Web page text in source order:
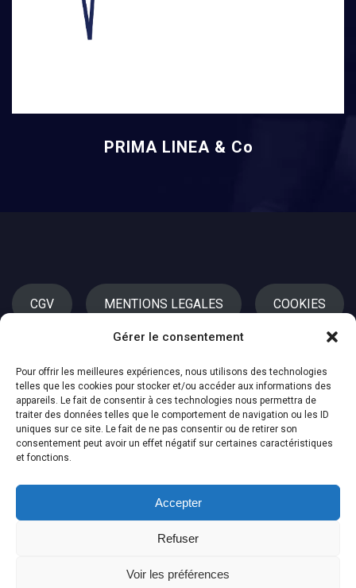
Gérer le consentement
Pour offrir les meilleures expériences, nous utilisons des technologies
telles que les cookies pour stocker et/ou accéder aux informations des
appareils. Le fait de consentir à ces technologies nous permettra de
traiter des données telles que le comportement de navigation ou les ID
uniques sur ce site. Le fait de ne pas consentir ou de retirer son
consentement peut avoir un effet négatif sur certaines caractéristiques
et fonctions.
Accepter
Refuser
Voir les préférences
PRIMA LINEA & Co
CGV MENTIONS LEGALES COOKIES
MON COMPTE
HAIZEAK.COM - bySidso